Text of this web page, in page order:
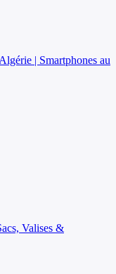
| Smartphones au
Valises &